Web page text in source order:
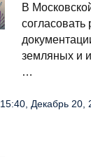
В
согласовать
земляных и
…
15:40, Декабрь 20,